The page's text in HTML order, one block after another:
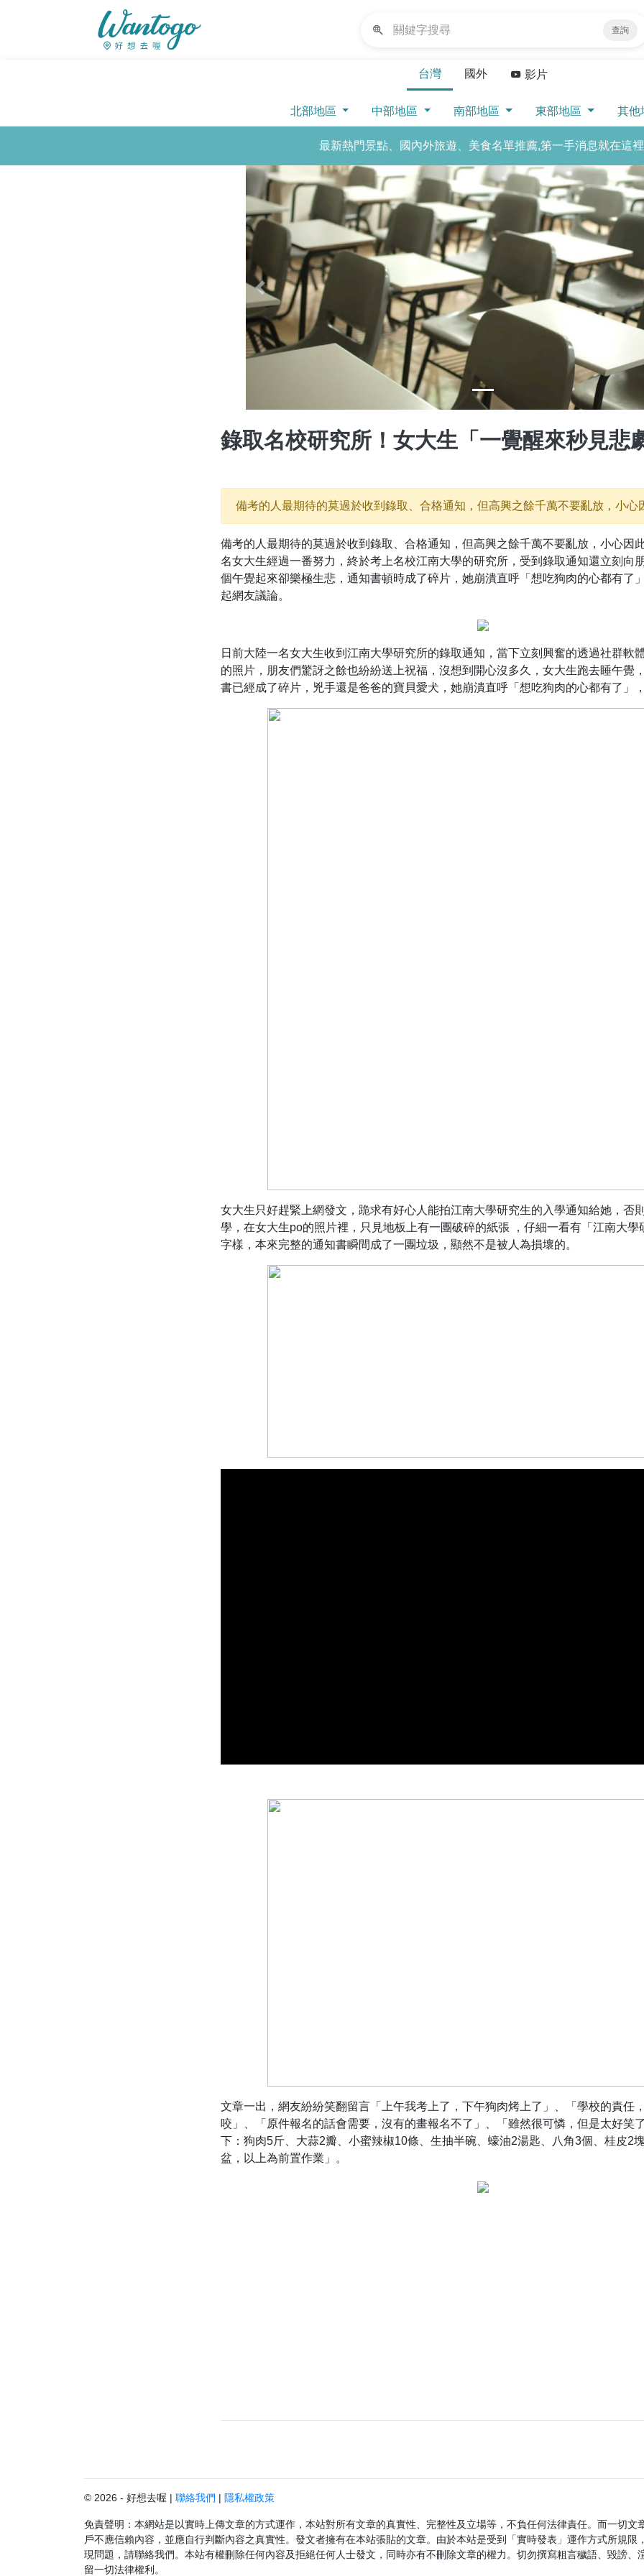
查詢
台灣 國外 影片
北部地區 中部地區 南部地區 東部地區 其他
最新熱門景點、國內外旅遊、美食名單推薦,第一手消息就在這
Previous
錄取名校研究所！女大生「一覺醒來秒見悲
備考的人最期待的莫過於收到錄取、合格通知，但高興之餘千萬不要亂放，小心
備考的人最期待的莫過於收到錄取、合格通知，但高興之餘千萬不要亂放，小心因
名女大生經過一番努力，終於考上名校江南大學的研究所，受到錄取通知還立刻向
個午覺起來卻樂極生悲，通知書頓時成了碎片，她崩潰直呼「想吃狗肉的心都有了
起網友議論。
日前大陸一名女大生收到江南大學研究所的錄取通知，當下立刻興奮的透過社群軟
的照片，朋友們驚訝之餘也紛紛送上祝福，沒想到開心沒多久，女大生跑去睡午覺
書已經成了碎片，兇手還是爸爸的寶貝愛犬，她崩潰直呼「想吃狗肉的心都有了」
女大生只好趕緊上網發文，跪求有好心人能拍江南大學研究生的入學通知給她，否
學，在女大生po的照片裡，只見地板上有一團破碎的紙張 ，仔細一看有「江南大學
字樣，本來完整的通知書瞬間成了一團垃圾，顯然不是被人為損壞的。
文章一出，網友紛紛笑翻留言「上午我考上了，下午狗肉烤上了」、「學校的責任
咬」、「原件報名的話會需要，沒有的畫報名不了」、「雖然很可憐，但是太好笑
下：狗肉5斤、大蒜2瓣、小蜜辣椒10條、生抽半碗、蠔油2湯匙、八角3個、桂皮2
盆，以上為前置作業」。
© 2026 - 好想去喔 | 聯絡我們 | 隱私權政策
免責聲明：本網站是以實時上傳文章的方式運作，本站對所有文章的真實性、完整性及立場等，不負任何法律責任。而一切
戶不應信賴內容，並應自行判斷內容之真實性。發文者擁有在本站張貼的文章。由於本站是受到「實時發表」運作方式所規
現問題，請聯絡我們。本站有權刪除任何內容及拒絕任何人士發文，同時亦有不刪除文章的權力。切勿撰寫粗言穢語、毀謗
留一切法律權利。